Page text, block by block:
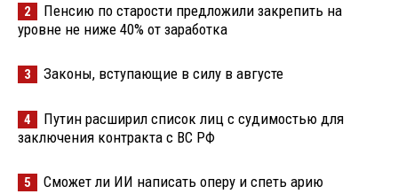
2
Пенсию по старости предложили закрепить на
уровне не ниже 40% от заработка
3 Законы, вступающие в силу в августе
4
Путин расширил список лиц с судимостью для
заключения контракта с ВС РФ
5 Сможет ли ИИ написать оперу и спеть арию